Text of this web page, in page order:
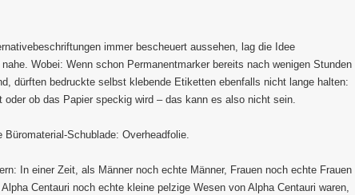
immer bescheuert aussehen, lag die Idee
Wobei: Wenn schon Permanentmarker bereits nach wenigen Stunden
dürften bedruckte selbst klebende Etiketten ebenfalls nicht lange halten:
oder ob das Papier speckig wird – das kann es also nicht sein.
Schublade: Overheadfolie.
In einer Zeit, als Männer noch echte Männer, Frauen noch echte Frauen
Centauri noch echte kleine pelzige Wesen von Alpha Centauri waren,